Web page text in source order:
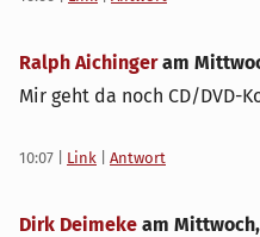
Ralph Aichingeram
Mir geht da noch CD/DVD-
10:07 Link Antwort
Dirk Deimeke am